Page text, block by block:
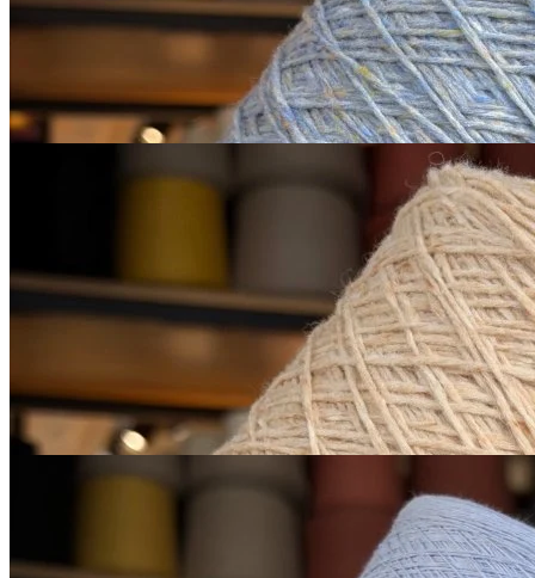
650
Купить
В наличии 665 гр
меринос экстрафайн 100%
450 м/100 г
персиковый
650₽
Купить
Микропайетки на хлопке
хлопок 90%, пайетки 10%